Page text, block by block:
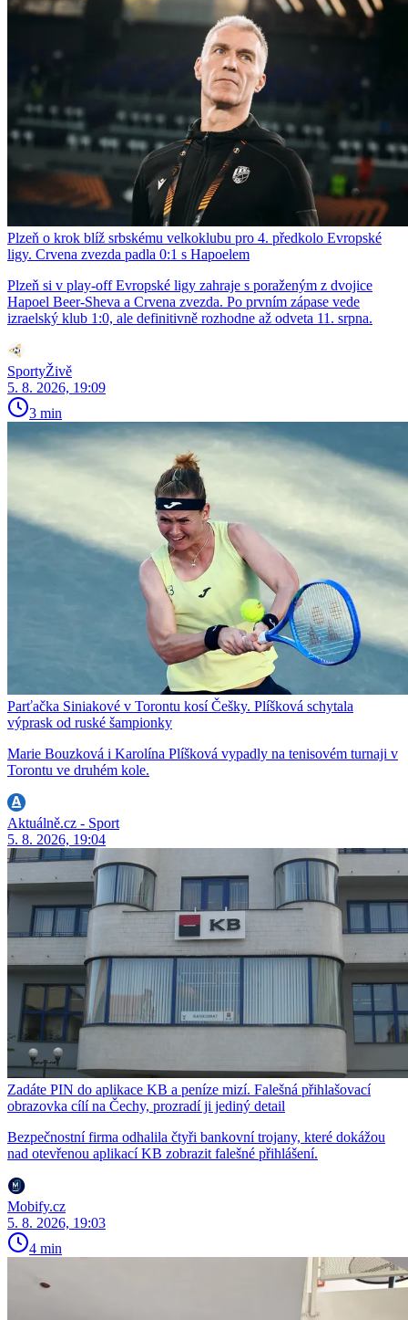
Plzeň o krok blíž srbskému velkoklubu pro 4. předkolo Evropské
ligy. Crvena zvezda padla 0:1 s Hapoelem
Plzeň si v play-off Evropské ligy zahraje s poraženým z dvojice
Hapoel Beer-Sheva a Crvena zvezda. Po prvním zápase vede
izraelský klub 1:0, ale definitivně rozhodne až odveta 11. srpna.
SportyŽivě
5. 8. 2026, 19:09
3 min
Parťačka Siniakové v Torontu kosí Češky. Plíšková schytala
výprask od ruské šampionky
Marie Bouzková i Karolína Plíšková vypadly na tenisovém turnaji v
Torontu ve druhém kole.
Aktuálně.cz - Sport
5. 8. 2026, 19:04
Zadáte PIN do aplikace KB a peníze mizí. Falešná přihlašovací
obrazovka cílí na Čechy, prozradí ji jediný detail
Bezpečnostní firma odhalila čtyři bankovní trojany, které dokážou
nad otevřenou aplikací KB zobrazit falešné přihlášení.
Mobify.cz
5. 8. 2026, 19:03
4 min